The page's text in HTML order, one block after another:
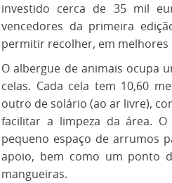
investido cerca de 35 mil
vencedores da primeira
permitir recolher, em melhores
O albergue de animais ocupa
celas. Cada cela tem 10,60
outro de solário (ao ar livre),
facilitar a limpeza da área.
pequeno espaço de arrumos
apoio, bem como um ponto
mangueiras.